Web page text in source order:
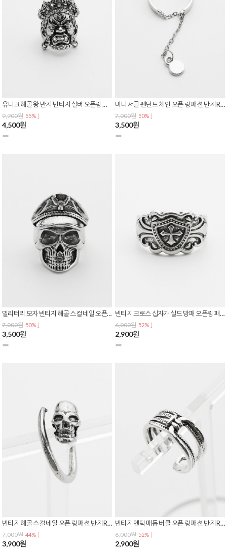
유니크 해골 왕 반지 빈티지 실버 오픈링 남녀공용 스트릿 힙합 엔틱 스컬 링 R-0165
9,900원 55% ↓
4,500원
미니 서클 펜던트 체인 오픈 링 패션 반지 R-0163
7,000원 50% ↓
3,500원
밀리터리 모자 빈티지 해골 스컬 네일 오픈 링 패션 반지 R-0162
7,000원 50% ↓
3,500원
빈티지 크로스 십자가 실드 방패 오픈링 패션 반지 R-0161
6,000원 52% ↓
2,900원
빈티지 해골 스컬 네일 오픈 링 패션 반지 R-0160
7,000원 44% ↓
3,900원
빈티지 엔틱 매듭 버클 오픈 링 패션 반지 R-0159
6,000원 52% ↓
2,900원